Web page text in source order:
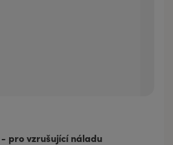
- pro vzrušující náladu